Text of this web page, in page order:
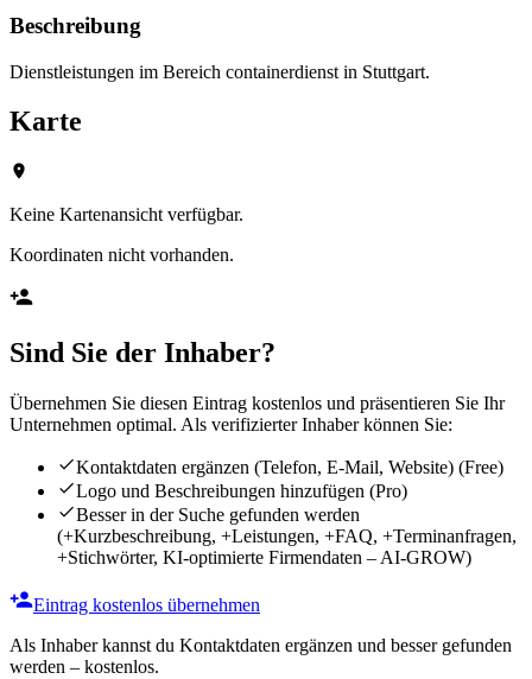
Beschreibung
Dienstleistungen im Bereich containerdienst in Stuttgart.
Karte
Keine Kartenansicht verfügbar.
Koordinaten nicht vorhanden.
Sind Sie der Inhaber?
Übernehmen Sie diesen Eintrag kostenlos und präsentieren Sie Ihr
Unternehmen optimal. Als verifizierter Inhaber können Sie:
Kontaktdaten ergänzen (Telefon, E-Mail, Website) (Free)
Logo und Beschreibungen hinzufügen (Pro)
Besser in der Suche gefunden werden
(+Kurzbeschreibung, +Leistungen, +FAQ, +Terminanfragen,
+Stichwörter, KI-optimierte Firmendaten – AI-GROW)
Eintrag kostenlos übernehmen
Als Inhaber kannst du Kontaktdaten ergänzen und besser gefunden
werden – kostenlos.